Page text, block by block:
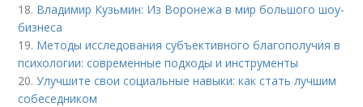
18. Владимир Кузьмин: Из Воронежа в мир большого шоу-
бизнеса
19. Методы исследования субъективного благополучия в
психологии: современные подходы и инструменты
20.Улучшите свои социальные навыки: как стать лучшим
собеседником